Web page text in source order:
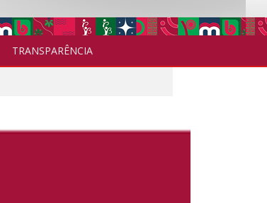
TRANSPARÊNCIA